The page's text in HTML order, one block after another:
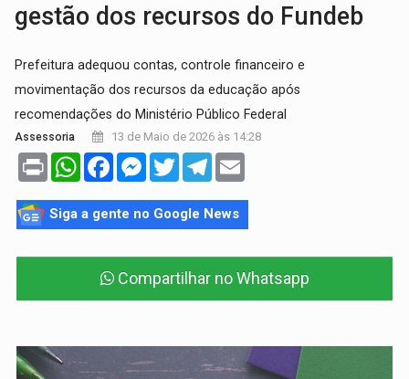
gestão dos recursos do Fundeb
Prefeitura adequou contas, controle financeiro e
movimentação dos recursos da educação após
recomendações do Ministério Público Federal
Assessoria 13 de Maio de 2026 às 14:28
Print WhatsAppFacebookMessenger
TwitterTelegram
Siga a gente no Google News
Compartilhar no Whatsapp